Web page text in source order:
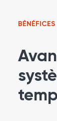
BÉNÉFICES